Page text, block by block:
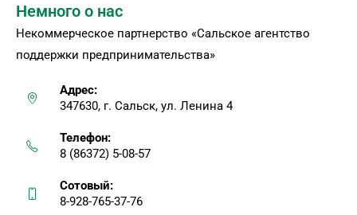
Немного о нас
Некоммерческое партнерство «Сальское агентство
поддержки предпринимательства»
Адрес:
347630, г. Сальск, ул. Ленина 4
Телефон:
8 (86372) 5-08-57
Сотовый:
8-928-765-37-76